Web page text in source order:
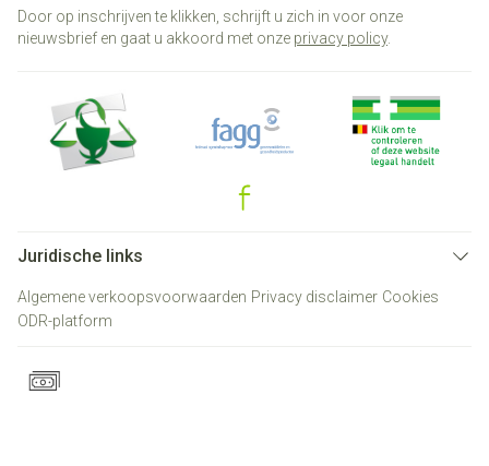
Door op inschrijven te klikken, schrijft u zich in voor onze
nieuwsbrief en gaat u akkoord met onze privacy policy.
Juridische links
Algemene verkoopsvoorwaarden Privacy disclaimer Cookies
ODR-platform